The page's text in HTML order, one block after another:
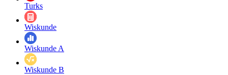
Turks
Wiskunde
Wiskunde A
Wiskunde B